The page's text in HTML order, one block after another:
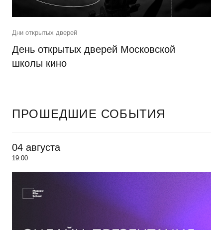
Дни открытых дверей
День открытых дверей Московской
школы кино
ПРОШЕДШИЕ СОБЫТИЯ
04 августа
19:00